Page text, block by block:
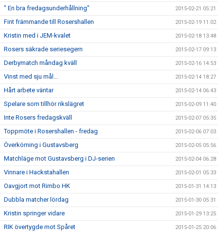
" En bra fredagsunderhållning" 2015-02-21 05:21
Fint främmande till Rosershallen 2015-02-19 11:02
Kristin med i JEM-kvalet 2015-02-18 13:48
Rosers säkrade seriesegern 2015-02-17 09:13
Derbymatch måndag kväll 2015-02-16 14:53
Vinst med sju mål... 2015-02-14 18:27
Hårt arbete väntar 2015-02-14 06:43
Spelare som tillhör rikslägret 2015-02-09 11:40
Inte Rosers fredagskväll 2015-02-07 05:35
Toppmöte i Rosershallen - fredag 2015-02-06 07:03
Överkörning i Gustavsberg 2015-02-05 05:56
Matchläge mot Gustavsberg i DJ-serien 2015-02-04 06:28
Vinnare i Hackstahallen 2015-02-01 05:33
Oavgjort mot Rimbo HK 2015-01-31 14:13
Dubbla matcher lördag 2015-01-30 05:31
Kristin springer vidare 2015-01-29 13:25
RIK övertygde mot Spåret 2015-01-25 20:06